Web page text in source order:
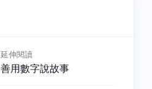
延伸閱讀
善用數字說故事